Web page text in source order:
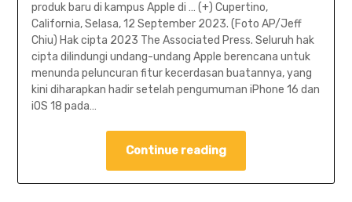
produk baru di kampus Apple di … (+) Cupertino,
California, Selasa, 12 September 2023. (Foto AP/Jeff
Chiu) Hak cipta 2023 The Associated Press. Seluruh hak
cipta dilindungi undang-undang Apple berencana untuk
menunda peluncuran fitur kecerdasan buatannya, yang
kini diharapkan hadir setelah pengumuman iPhone 16 dan
iOS 18 pada…
Continue reading